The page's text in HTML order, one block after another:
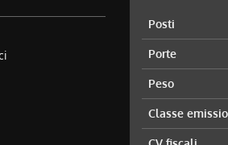
Posti
Porte
Peso
Classe